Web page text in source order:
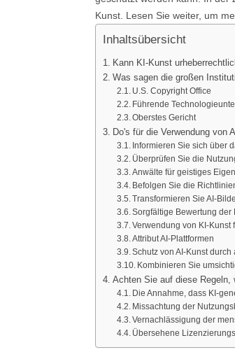
Kunst. Lesen Sie weiter, um
Inhaltsübersicht
Kann KI-Kunst
Was sagen die großen
U.S. Copyright Office
Führende
Oberstes Gericht
Do's für die Verwendung von
Informieren Sie sich über
Überprüfen Sie die
Anwälte für geistiges
Befolgen Sie die
Transformieren Sie AI-
Sorgfältige Bewertung der
Verwendung von KI-Kunst
Attribut AI-Plattformen
Schutz von AI-Kunst
Kombinieren Sie
Achten Sie auf diese Regeln,
Die Annahme, dass KI-
Missachtung der
Vernachlässigung der
Übersehene